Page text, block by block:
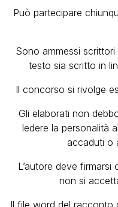
Può partecipare
Sono ammessi
testo sia scritto in
Il concorso si rivolge
Gli elaborati non
ledere la personalità
accaduti o
L’autore deve
non si